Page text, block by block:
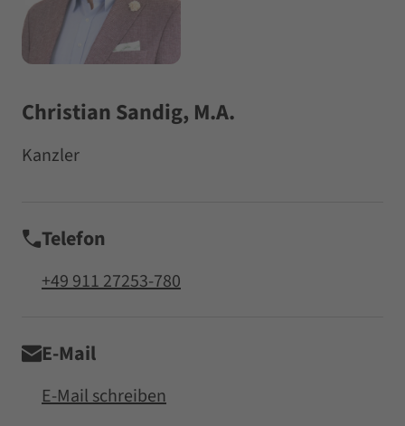
Christian Sandig, M.A.
Kanzler
Telefon
+49 911 27253-780
E-Mail
E-Mail schreiben